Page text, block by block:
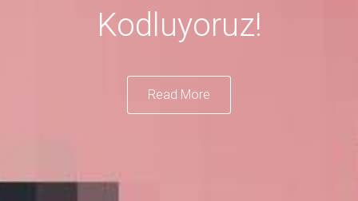
Kodluyoruz!
Read More